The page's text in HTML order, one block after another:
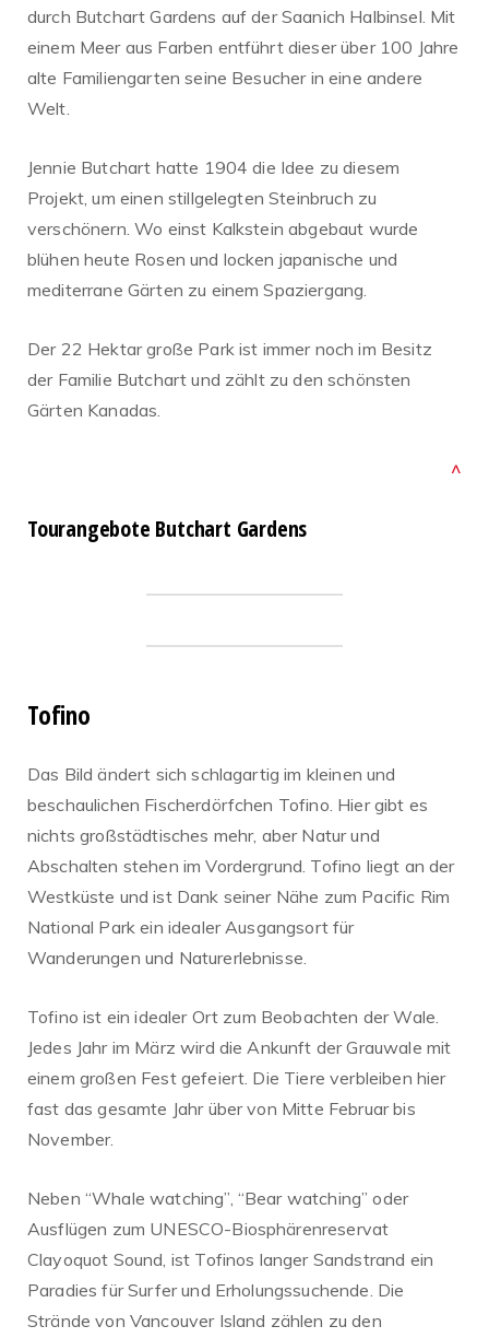
durch Butchart Gardens auf der Saanich Halbinsel. Mit
einem Meer aus Farben entführt dieser über 100 Jahre
alte Familiengarten seine Besucher in eine andere
Welt.
Jennie Butchart hatte 1904 die Idee zu diesem
Projekt, um einen stillgelegten Steinbruch zu
verschönern. Wo einst Kalkstein abgebaut wurde
blühen heute Rosen und locken japanische und
mediterrane Gärten zu einem Spaziergang.
Der 22 Hektar große Park ist immer noch im Besitz
der Familie Butchart und zählt zu den schönsten
Gärten Kanadas.
^
Tourangebote Butchart Gardens
Tofino
Das Bild ändert sich schlagartig im kleinen und
beschaulichen Fischerdörfchen Tofino. Hier gibt es
nichts großstädtisches mehr, aber Natur und
Abschalten stehen im Vordergrund. Tofino liegt an der
Westküste und ist Dank seiner Nähe zum Pacific Rim
National Park ein idealer Ausgangsort für
Wanderungen und Naturerlebnisse.
Tofino ist ein idealer Ort zum Beobachten der Wale.
Jedes Jahr im März wird die Ankunft der Grauwale mit
einem großen Fest gefeiert. Die Tiere verbleiben hier
fast das gesamte Jahr über von Mitte Februar bis
November.
Neben “Whale watching”, “Bear watching” oder
Ausflügen zum UNESCO-Biosphärenreservat
Clayoquot Sound, ist Tofinos langer Sandstrand ein
Paradies für Surfer und Erholungssuchende. Die
Strände von Vancouver Island zählen zu den